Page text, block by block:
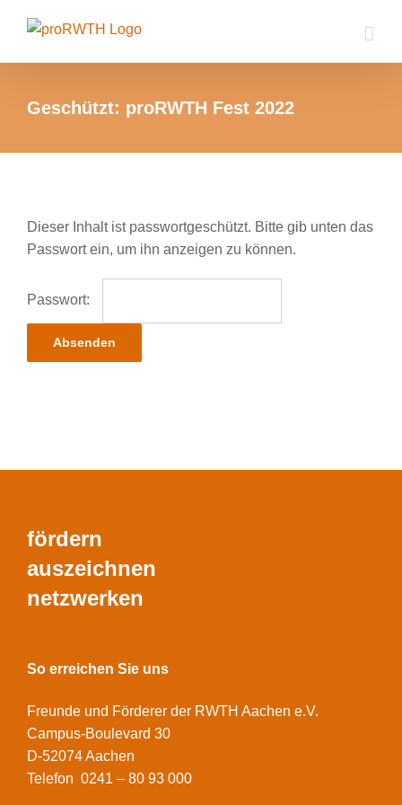
Inhalt
Geschützt: proRWTH Fest 2022
Dieser Inhalt ist passwortgeschützt. Bitte gib unten das
Passwort ein, um ihn anzeigen zu können.
Passwort:
fördern
auszeichnen
netzwerken
So erreichen Sie uns
Freunde und Förderer der RWTH Aachen e.V.
Campus-Boulevard 30
D-52074 Aachen
Telefon 0241 – 80 93 000